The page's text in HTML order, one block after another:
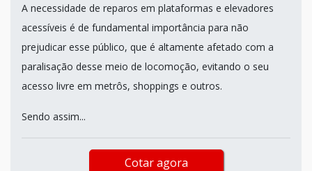
A necessidade de reparos em plataformas e elevadores
acessíveis é de fundamental importância para não
prejudicar esse público, que é altamente afetado com a
paralisação desse meio de locomoção, evitando o seu
acesso livre em metrôs, shoppings e outros.
Sendo assim...
Cotar agora